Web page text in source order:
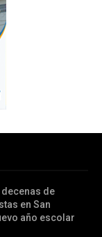
de
en San
año escolar